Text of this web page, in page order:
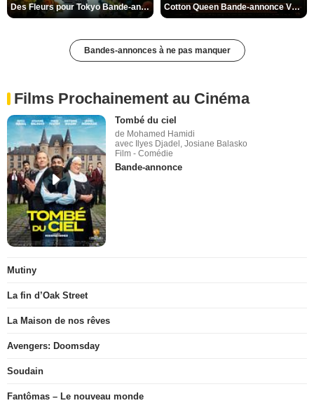
Des Fleurs pour Tokyo Bande-annonce VO STFR Cotton Queen Bande-annonce VO STFR
Bandes-annonces à ne pas manquer
Films Prochainement au Cinéma
Tombé du ciel
de Mohamed Hamidi
avec Ilyes Djadel, Josiane Balasko
Film - Comédie
Bande-annonce
Mutiny
La fin d’Oak Street
La Maison de nos rêves
Avengers: Doomsday
Soudain
Fantômas – Le nouveau monde